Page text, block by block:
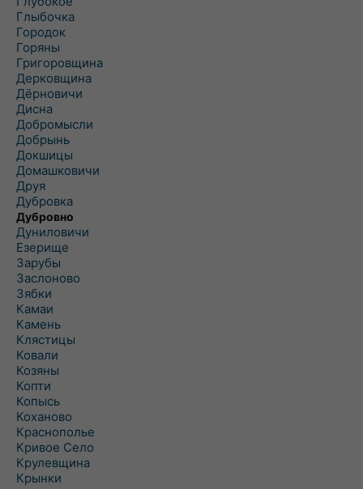
Глыбочка
Городок
Горяны
Григоровщина
Дерковщина
Дёрновичи
Дисна
Добромысли
Добрынь
Докшицы
Домашковичи
Друя
Дубровка
Дубровно
Дуниловичи
Езерище
Зарубы
Заслоново
Зябки
Камаи
Камень
Клястицы
Ковали
Козяны
Копти
Копысь
Коханово
Краснополье
Кривое Село
Крулевщина
Крынки